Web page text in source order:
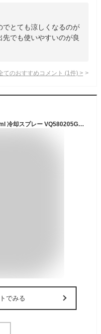
でとても涼しくなるのが
でも使いやすいのが良
てのおすすめコメント (1 件) >
【12本セット】 コールドスプレー 420ml 冷却スプレー VQ580205G01 ビジョンクエスト VISION QUEST アイシング 【セットでお得】
でみる